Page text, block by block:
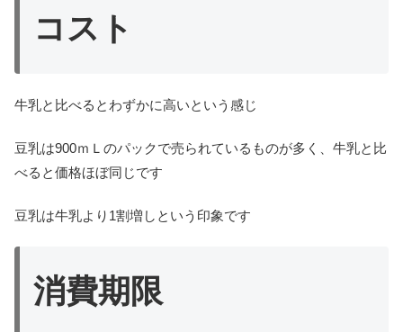
コスト
牛乳と比べるとわずかに高いという感じ
豆乳は900ｍＬのパックで売られているものが多く、牛乳と比
べると価格ほぼ同じです
豆乳は牛乳より1割増しという印象です
消費期限